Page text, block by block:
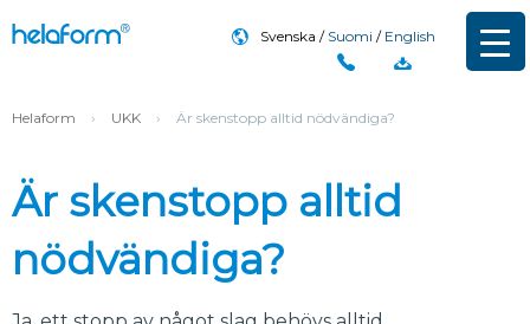
Svenska Suomi English
Helaform › UKK › Är skenstopp alltid nödvändiga?
Är skenstopp alltid
nödvändiga?